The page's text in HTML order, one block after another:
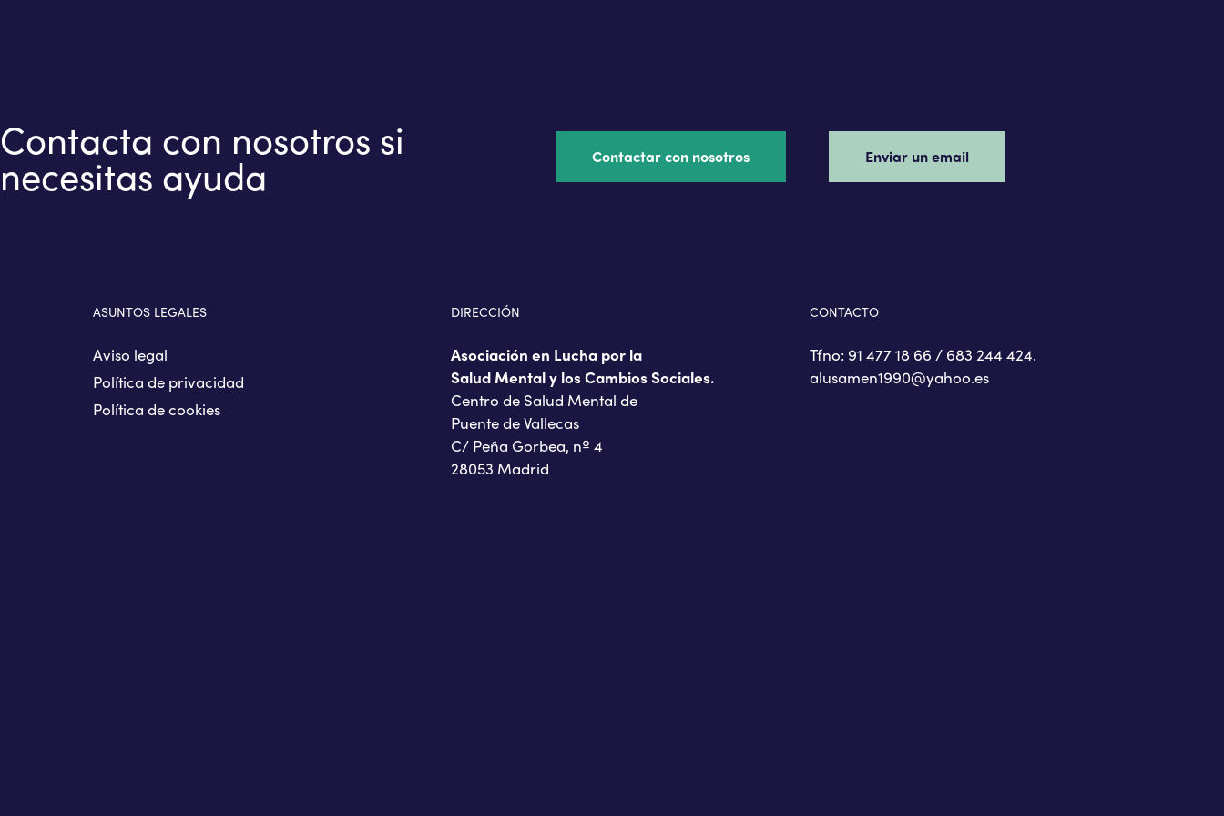
Contacta con nosotros si
necesitas ayuda Contactar con nosotros Enviar un email
ASUNTOS LEGALES
Aviso legal
Política de privacidad
Política de cookies
DIRECCIÓN
Asociación en Lucha por la
Salud Mental y los Cambios Sociales.
Centro de Salud Mental de
Puente de Vallecas
C/ Peña Gorbea, nº 4
28053 Madrid
CONTACTO
Tfno: 91 477 18 66 / 683 244 424.
alusamen1990@yahoo.es